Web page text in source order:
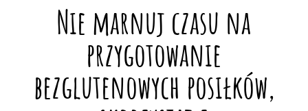
Nie marnuj czasu na
przygotowanie
bezglutenowych posiłków,